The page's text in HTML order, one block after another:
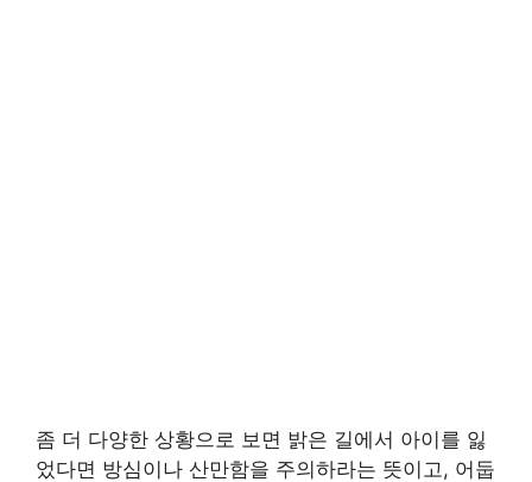
좀 더 다양한 상황으로 보면 밝은 길에서 아이를 잃
었다면 방심이나 산만함을 주의하라는 뜻이고, 어둡